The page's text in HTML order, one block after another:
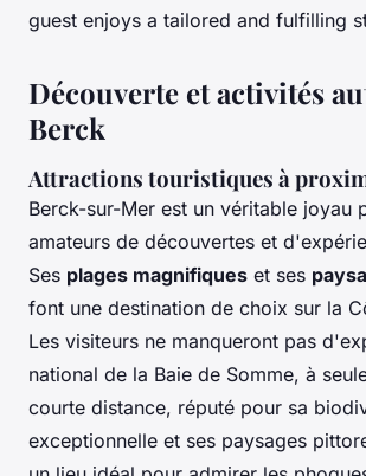
guest enjoys a tailored and fulfilling
Découverte et activités
Berck
Attractions touristiques à
Berck-sur-Mer est un véritable joyau
amateurs de découvertes et
Ses plages magnifiques et ses
font une destination de choix sur la
Les visiteurs ne manqueront pas
national de la Baie de Somme, à
courte distance, réputé pour sa
exceptionnelle et ses paysages